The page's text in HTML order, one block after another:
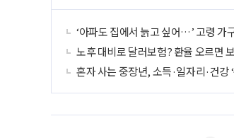
‘아파도 집에서 늙고 싶어…’ 고령 가
노후 대비로 달러보험? 환율 오르면
혼자 사는 중장년, 소득·일자리·건강